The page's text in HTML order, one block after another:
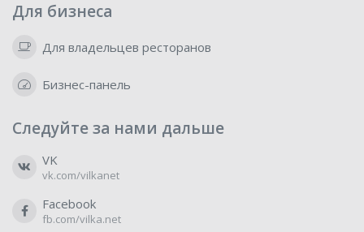
Для бизнеса
Для владельцев ресторанов
Бизнес-панель
Следуйте за нами дальше
VK
vk.com/vilkanet
Facebook
fb.com/vilka.net